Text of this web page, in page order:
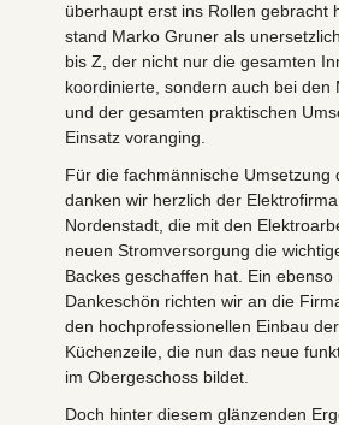
überhaupt erst ins Rollen gebracht
stand Marko Gruner als
bis Z, der nicht nur die gesamten
koordinierte, sondern auch bei den
und der gesamten praktischen
Einsatz voranging.
Für die fachmännische Umsetzung
danken wir herzlich der
Nordenstadt, die mit den
neuen Stromversorgung die
Backes geschaffen hat. Ein ebenso
Dankeschön richten wir an die
den hochprofessionellen Einbau
Küchenzeile, die nun das neue
im Obergeschoss bildet.
​Doch hinter diesem glänzenden